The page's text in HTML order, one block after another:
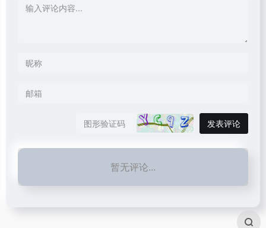
发表评论
暂无评论...